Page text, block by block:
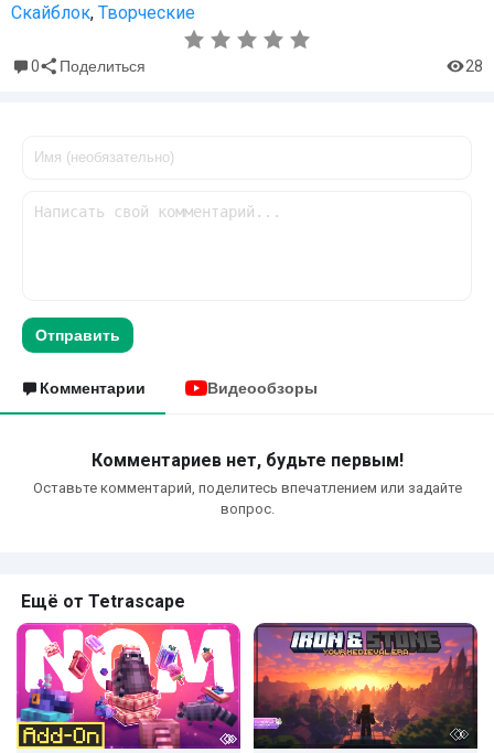
Скайблок, Творческие
0 Поделиться 28
Отправить
Комментарии Видеообзоры
Комментариев нет, будьте первым!
Оставьте комментарий, поделитесь впечатлением или задайте
вопрос.
Ещё от Tetrascape